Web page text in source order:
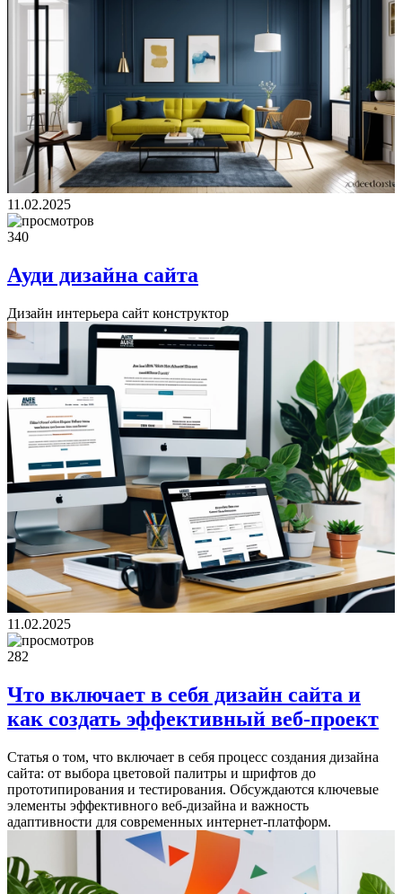
11.02.2025
340
Ауди дизайна сайта
Дизайн интерьера сайт конструктор
11.02.2025
282
Что включает в себя дизайн сайта и
как создать эффективный веб-проект
Статья о том, что включает в себя процесс создания дизайна
сайта: от выбора цветовой палитры и шрифтов до
прототипирования и тестирования. Обсуждаются ключевые
элементы эффективного веб-дизайна и важность
адаптивности для современных интернет-платформ.